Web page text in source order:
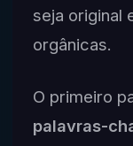
seja original
orgânicas.
O primeiro
palavras-